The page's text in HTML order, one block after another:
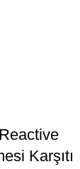
Karşıtı